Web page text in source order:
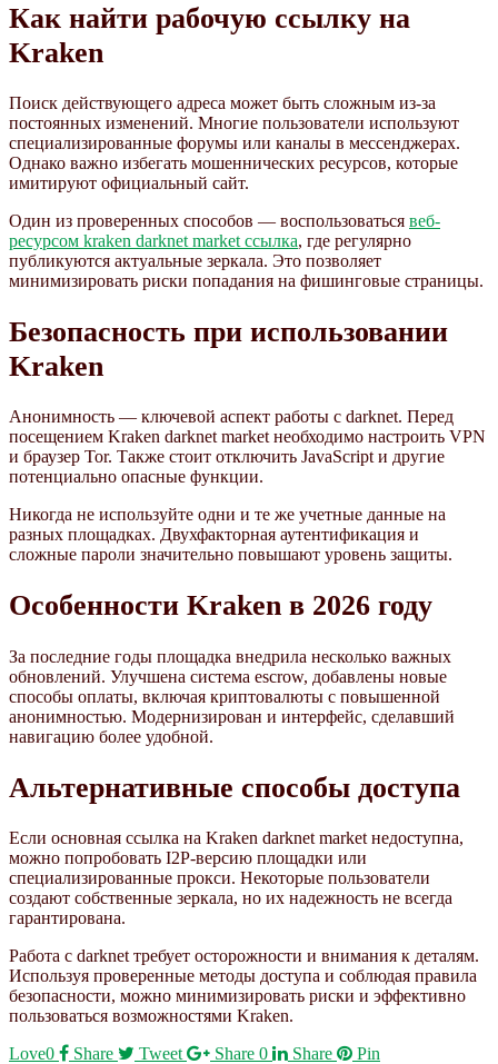
Как найти рабочую ссылку на
Kraken
Поиск действующего адреса может быть сложным из-за
постоянных изменений. Многие пользователи используют
специализированные форумы или каналы в мессенджерах.
Однако важно избегать мошеннических ресурсов, которые
имитируют официальный сайт.
Один из проверенных способов — воспользоваться веб-
ресурсом kraken darknet market ссылка, где регулярно
публикуются актуальные зеркала. Это позволяет
минимизировать риски попадания на фишинговые страницы.
Безопасность при использовании
Kraken
Анонимность — ключевой аспект работы с darknet. Перед
посещением Kraken darknet market необходимо настроить VPN
и браузер Tor. Также стоит отключить JavaScript и другие
потенциально опасные функции.
Никогда не используйте одни и те же учетные данные на
разных площадках. Двухфакторная аутентификация и
сложные пароли значительно повышают уровень защиты.
Особенности Kraken в 2026 году
За последние годы площадка внедрила несколько важных
обновлений. Улучшена система escrow, добавлены новые
способы оплаты, включая криптовалюты с повышенной
анонимностью. Модернизирован и интерфейс, сделавший
навигацию более удобной.
Альтернативные способы доступа
Если основная ссылка на Kraken darknet market недоступна,
можно попробовать I2P-версию площадки или
специализированные прокси. Некоторые пользователи
создают собственные зеркала, но их надежность не всегда
гарантирована.
Работа с darknet требует осторожности и внимания к деталям.
Используя проверенные методы доступа и соблюдая правила
безопасности, можно минимизировать риски и эффективно
пользоваться возможностями Kraken.
Love0 Share Tweet Share 0 Share Pin